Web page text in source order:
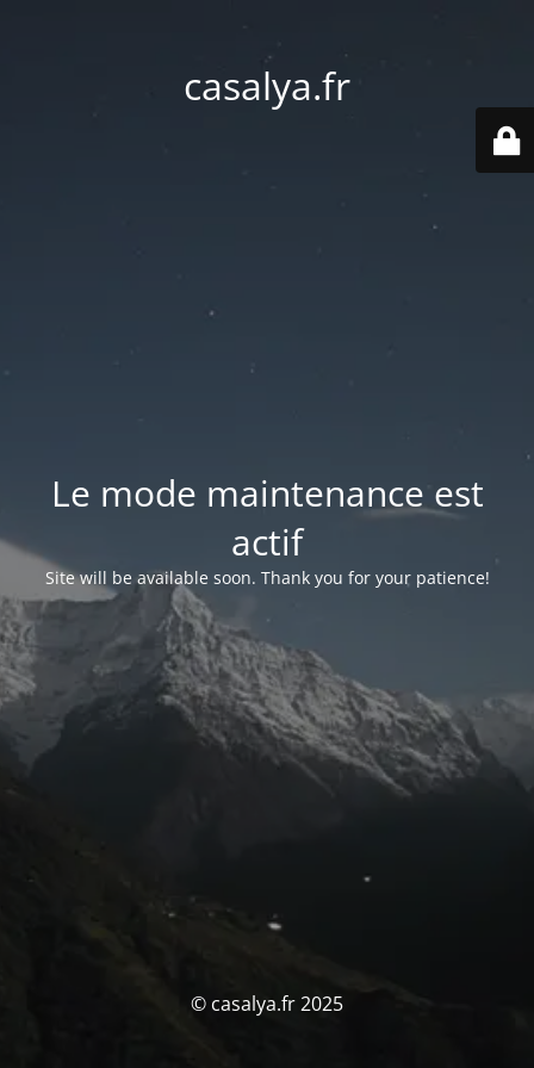
casalya.fr
Le mode maintenance est
actif
Site will be available soon. Thank you for your patience!
© casalya.fr 2025